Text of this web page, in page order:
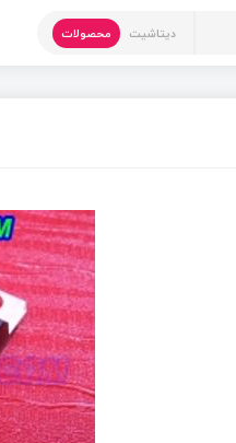
دیتاشیت محصولات